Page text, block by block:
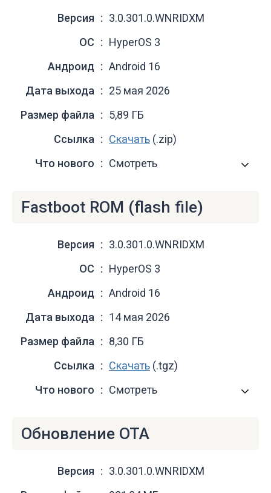
Версия
3.0.301.0.WNRIDXM
ОС
HyperOS 3
Андроид
Android 16
Дата выхода
25 мая 2026
Размер файла
5,89 ГБ
Ссылка
Скачать (.zip)
Что нового
Смотреть
Fastboot ROM (flash file)
Версия
3.0.301.0.WNRIDXM
ОС
HyperOS 3
Андроид
Android 16
Дата выхода
14 мая 2026
Размер файла
8,30 ГБ
Ссылка
Скачать (.tgz)
Что нового
Смотреть
Обновление OTA
Версия
3.0.301.0.WNRIDXM